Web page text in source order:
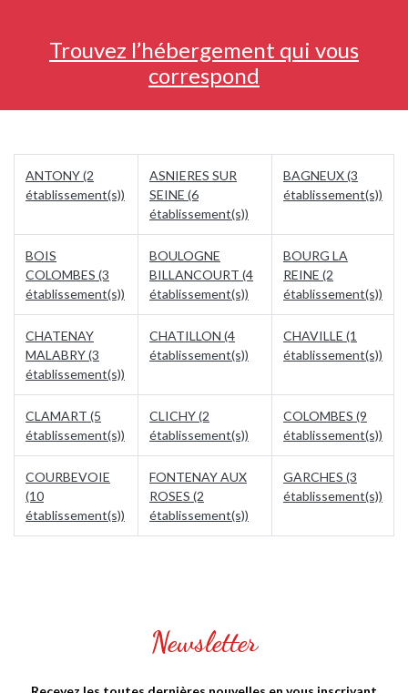
Trouvez l’hébergement qui vous
correspond
ANTONY (2
établissement(s))
ASNIERES SUR
SEINE (6
établissement(s))
BAGNEUX (3
établissement(s))
BOIS
COLOMBES (3
établissement(s))
BOULOGNE
BILLANCOURT (4
établissement(s))
BOURG LA
REINE (2
établissement(s))
CHATENAY
MALABRY (3
établissement(s))
CHATILLON (4
établissement(s))
CHAVILLE (1
établissement(s))
CLAMART (5
établissement(s))
CLICHY (2
établissement(s))
COLOMBES (9
établissement(s))
COURBEVOIE
(10
établissement(s))
FONTENAY AUX
ROSES (2
établissement(s))
GARCHES (3
établissement(s))
Newsletter